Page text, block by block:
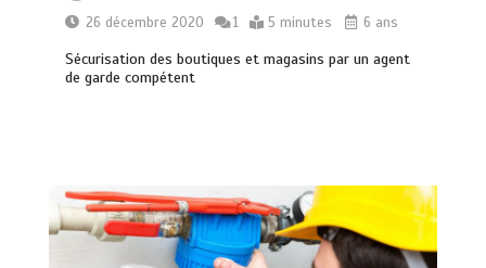
26 décembre 2020
1 5 minutes 6 ans
Sécurisation des boutiques et magasins par un agent
de garde compétent